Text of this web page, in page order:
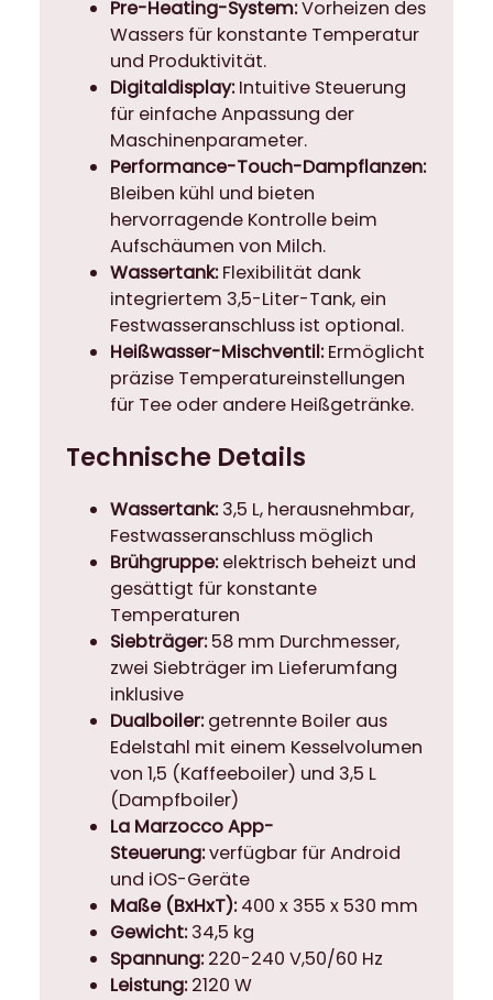
Pre-Heating-System:Vorheizen des
Wassers für konstante Temperatur
und Produktivität.
Digitaldisplay: Intuitive Steuerung
für einfache Anpassung der
Maschinenparameter.
Performance-Touch-Dampflanzen:
Bleiben kühl und bieten
hervorragende Kontrolle beim
Aufschäumen von Milch.
Wassertank: Flexibilität dank
integriertem 3,5-Liter-Tank, ein
Festwasseranschluss ist optional.
Heißwasser-Mischventil: Ermöglicht
präzise Temperatureinstellungen
für Tee oder andere Heißgetränke.
Technische Details
Wassertank: 3,5 L, herausnehmbar,
Festwasseranschluss möglich
Brühgruppe: elektrisch beheizt und
gesättigt für konstante
Temperaturen
Siebträger: 58 mm Durchmesser,
zwei Siebträger im Lieferumfang
inklusive
Dualboiler: getrennte Boiler aus
Edelstahl mit einem Kesselvolumen
von 1,5 (Kaffeeboiler) und 3,5 L
(Dampfboiler)
La Marzocco App-
Steuerung:verfügbar für Android
und iOS-Geräte
Maße (BxHxT): 400 x 355 x 530 mm
Gewicht: 34,5 kg
Spannung: 220-240 V,50/60 Hz
Leistung: 2120 W